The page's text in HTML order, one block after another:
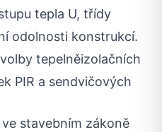
tepla U, třídy
odolnosti konstrukcí.
tepelněizolačních
PIR a sendvičových
stavebním zákoně